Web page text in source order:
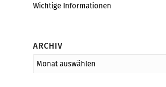
Wichtige Informationen
ARCHIV